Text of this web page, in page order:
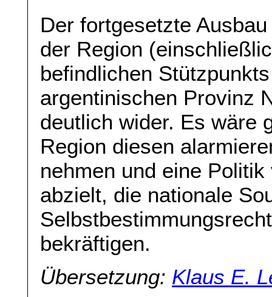
Der fortgesetzte
der Region
befindlichen
argentinischen Provinz
deutlich wider. Es wäre
Region diesen
nehmen und eine
abzielt, die nationale
bekräftigen.
Übersetzung: Klaus E.